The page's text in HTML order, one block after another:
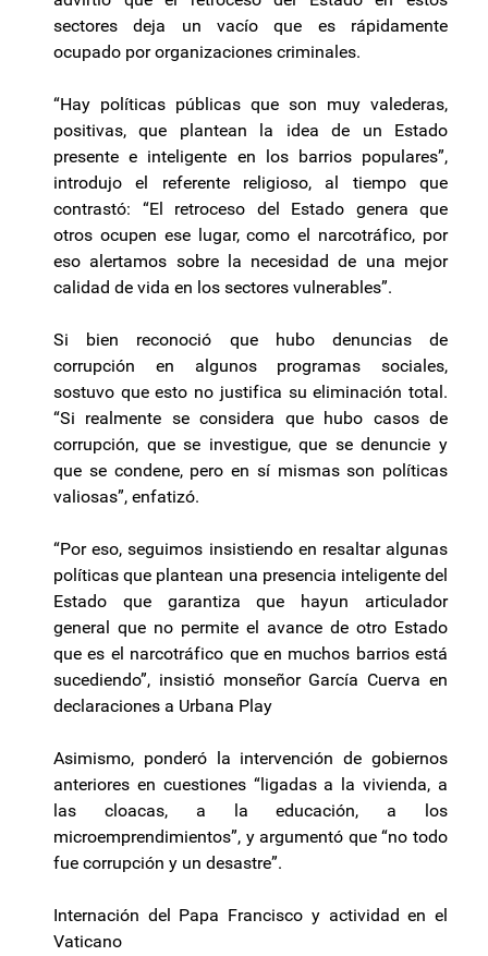
sectores deja un vacío que es rápidamente
ocupado por organizaciones criminales.
“Hay políticas públicas que son muy valederas,
positivas, que plantean la idea de un Estado
presente e inteligente en los barrios populares”,
introdujo el referente religioso, al tiempo que
contrastó: “El retroceso del Estado genera que
otros ocupen ese lugar, como el narcotráfico, por
eso alertamos sobre la necesidad de una mejor
calidad de vida en los sectores vulnerables”.
Si bien reconoció que hubo denuncias de
corrupción en algunos programas sociales,
sostuvo que esto no justifica su eliminación total.
“Si realmente se considera que hubo casos de
corrupción, que se investigue, que se denuncie y
que se condene, pero en sí mismas son políticas
valiosas”, enfatizó.
“Por eso, seguimos insistiendo en resaltar algunas
políticas que plantean una presencia inteligente del
Estado que garantiza que hayun articulador
general que no permite el avance de otro Estado
que es el narcotráfico que en muchos barrios está
sucediendo”, insistió monseñor García Cuerva en
declaraciones a Urbana Play
Asimismo, ponderó la intervención de gobiernos
anteriores en cuestiones “ligadas a la vivienda, a
las cloacas, a la educación, a los
microemprendimientos”, y argumentó que “no todo
fue corrupción y un desastre”.
Internación del Papa Francisco y actividad en el
Vaticano